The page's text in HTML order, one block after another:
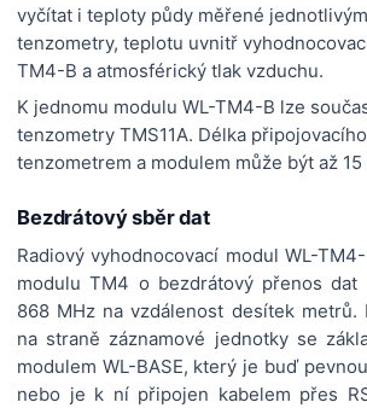
vyčítat i teploty půdy měřené
tenzometry, teplotu uvnitř
TM4-B a atmosférický tlak vzduchu.
K jednomu modulu WL-TM4-B lze
tenzometry TMS11A. Délka
tenzometrem a modulem může být až 15
Bezdrátový sběr dat
Radiový vyhodnocovací modul WL-
modulu TM4 o bezdrátový přenos dat
868 MHz na vzdálenost desítek metrů.
na straně záznamové jednotky se
modulem WL-BASE, který je buď
nebo je k ní připojen kabelem přes